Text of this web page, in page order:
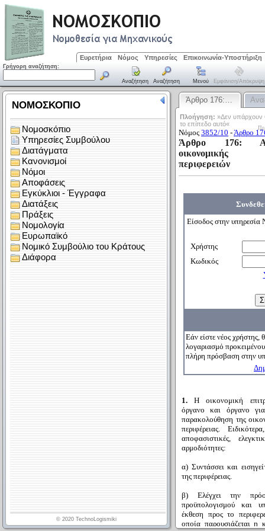
Ευρετήρια Νόμος Υπηρεσίες Επικοινωνία-Υποστήριξη
Γρήγορη αναζήτηση:
Αναζήτηση Αναζήτηση Μενού Εμφάνιση/απόκρυψη
Άρθρο 176:…